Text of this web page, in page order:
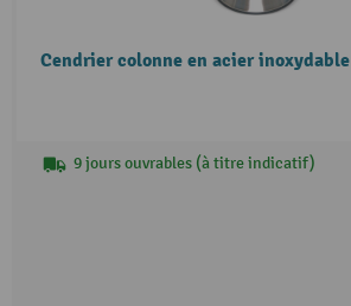
Cendrier colonne en acier inoxydable
9 jours ouvrables (à titre indicatif)